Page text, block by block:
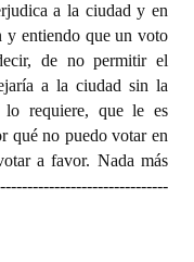
a la ciudad y en
y entiendo que un voto
de no permitir el
a la ciudad sin la
lo requiere, que le es
qué no puedo votar en
a favor. Nada más